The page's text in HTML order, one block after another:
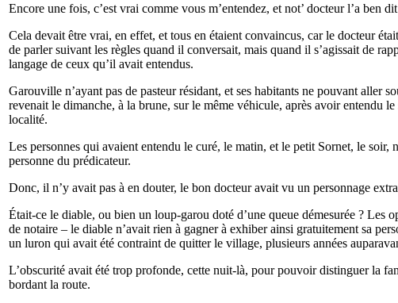
Encore une fois, c’est vrai comme vous m’entendez, et not’ docteur l’a ben
Cela devait être vrai, en effet, et tous en étaient convaincus, car le docteur
de parler suivant les règles quand il conversait, mais quand il s’agissait de
langage de ceux qu’il avait entendus.
Garouville n’ayant pas de pasteur résidant, et ses habitants ne pouvant aller
revenait le dimanche, à la brune, sur le même véhicule, après avoir entendu
localité.
Les personnes qui avaient entendu le curé, le matin, et le petit Sornet, le
personne du prédicateur.
Donc, il n’y avait pas à en douter, le bon docteur avait vu un personnage
Était-ce le diable, ou bien un loup-garou doté d’une queue démesurée ? Les
de notaire – le diable n’avait rien à gagner à exhiber ainsi gratuitement sa
un luron qui avait été contraint de quitter le village, plusieurs années
L’obscurité avait été trop profonde, cette nuit-là, pour pouvoir distinguer la
bordant la route.